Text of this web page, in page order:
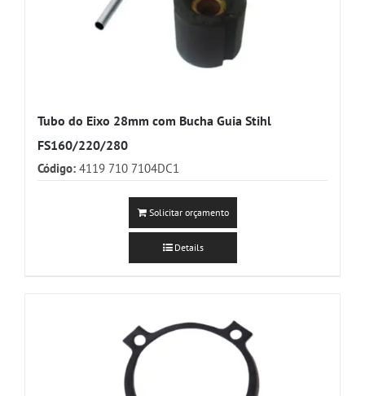
Tubo do Eixo 28mm com Bucha Guia Stihl
FS160/220/280
Código: 4119 710 7104DC1
Solicitar orçamento
Details